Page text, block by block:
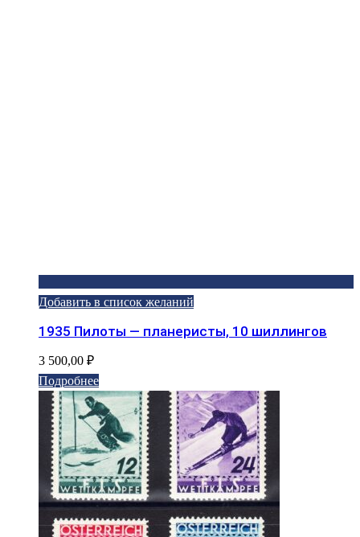
Добавить в список желаний
1935 Пилоты — планеристы, 10 шиллингов
3 500,00 ₽
Подробнее